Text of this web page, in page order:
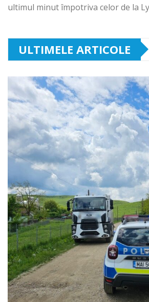
ultimul minut împotriva celor de la
ULTIMELE ARTICOLE